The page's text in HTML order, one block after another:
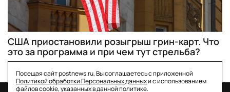
США приостановили розыгрыш грин-карт. Что
это за программа и при чем тут стрельба?
Посещая сайт postnews.ru, Вы соглашаетесь с приложенной
Политикой обработки Персональных данныхи с использованием
файлов cookie, указанных в данной политике.